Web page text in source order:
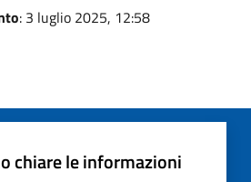
: 3 luglio 2025, 12:58
chiare le informazioni